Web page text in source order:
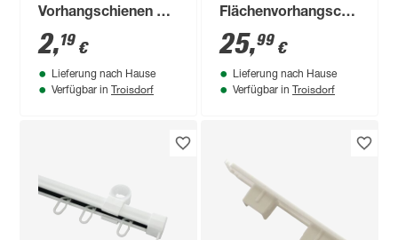
Vorhangschienen GE
1 weiß 2 Stück
2,19 €
Lieferung nach Hause
Verfügbar in Troisdorf
Flächenvorhangschiene
'Atlanta' silbern 160
cm
25,99 €
Lieferung nach Hause
Verfügbar in Troisdorf